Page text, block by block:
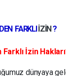
FARKLI İZİN ?
Farklı İzin
dünyaya